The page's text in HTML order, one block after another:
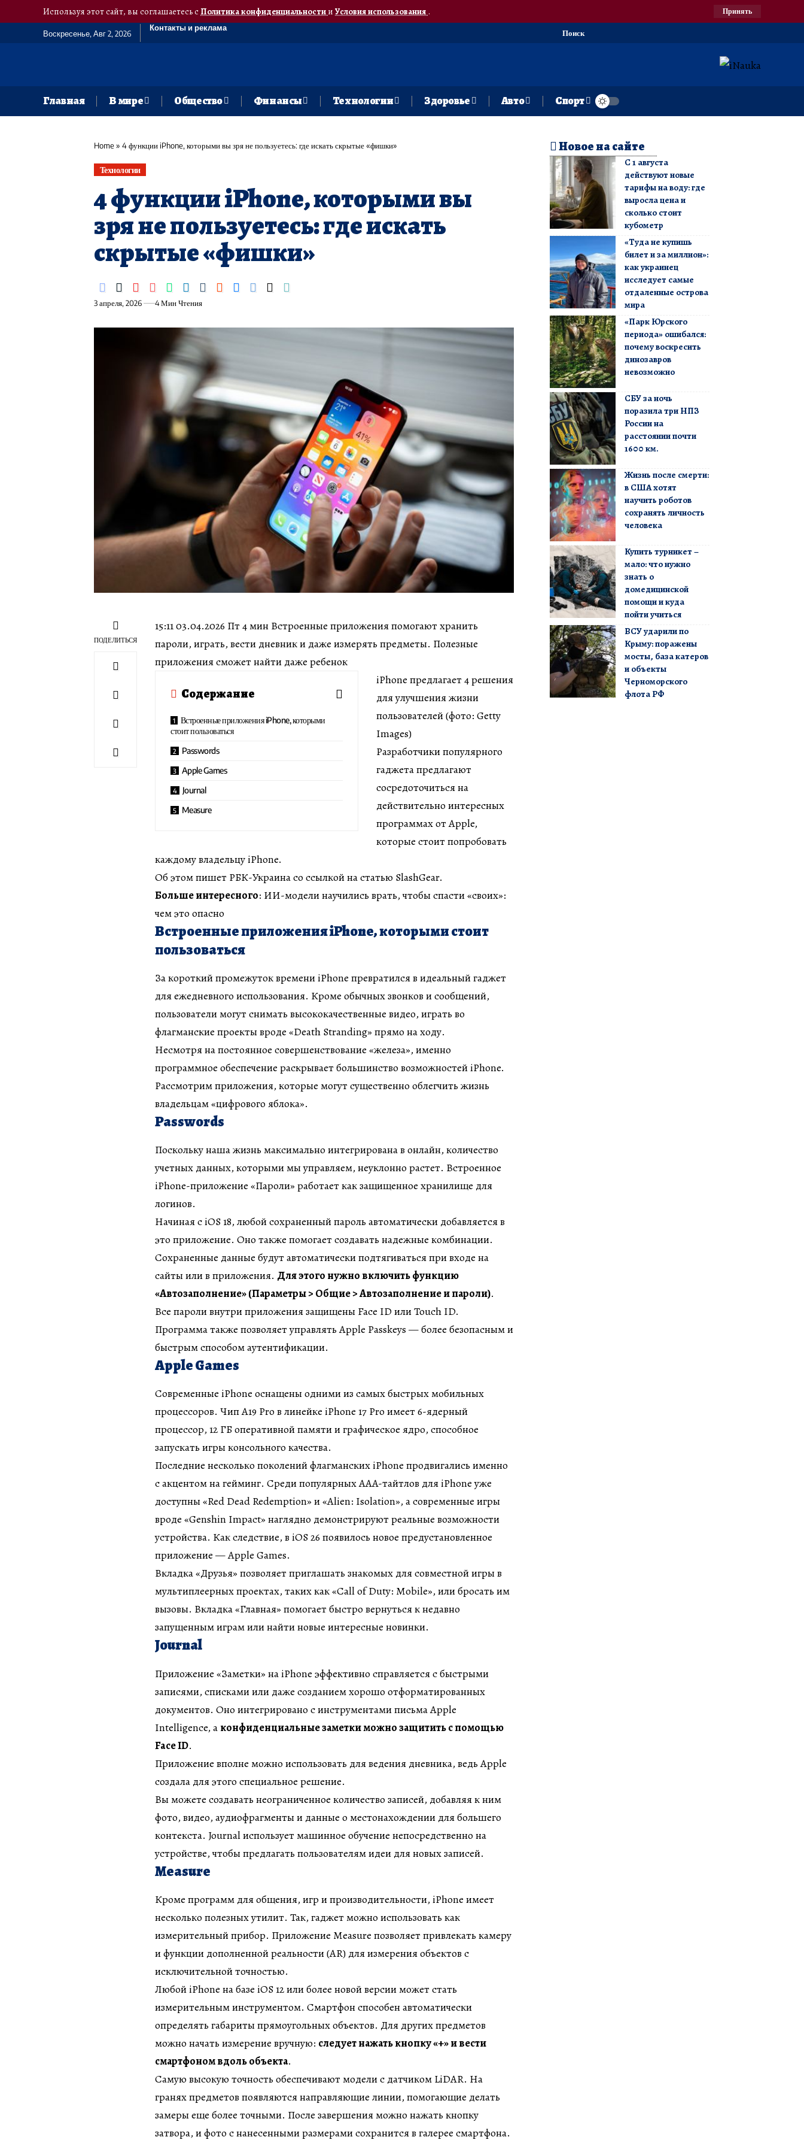
Используя этот сайт, вы соглашаетесь сПолитика конфиденциальностии Условия использования. Принять
Воскресенье, Авг 2, 2026
Контакты и реклама
Поиск
Главная В мире Общество Финансы Технологии Здоровье Авто Спорт
Home» 4 функции iPhone, которыми вы зря не пользуетесь: где искать скрытые «фишки»
Технологии
4 функции iPhone, которыми вы
зря не пользуетесь: где искать
скрытые «фишки»
3 апреля, 2026 4 Мин Чтения
ПОДЕЛИТЬСЯ
15:11 03.04.2026 Пт 4 мин Встроенные приложения помогают хранить
пароли, играть, вести дневник и даже измерять предметы. Полезные
приложения сможет найти даже ребенок
Содержание
Встроенные приложения iPhone, которыми
стоит пользоваться
Passwords
Apple Games
Journal
Measure
iPhone предлагает 4 решения
для улучшения жизни
пользователей (фото: Getty
Images)
Разработчики популярного
гаджета предлагают
сосредоточиться на
действительно интересных
программах от Apple,
которые стоит попробовать
каждому владельцу iPhone.
Об этом пишет РБК-Украина со ссылкой на статью SlashGear.
Больше интересного: ИИ-модели научились врать, чтобы спасти «своих»:
чем это опасно
Встроенные приложения iPhone, которыми стоит
пользоваться
За короткий промежуток времени iPhone превратился в идеальный гаджет
для ежедневного использования. Кроме обычных звонков и сообщений,
пользователи могут снимать высококачественные видео, играть во
флагманские проекты вроде «Death Stranding» прямо на ходу.
Несмотря на постоянное совершенствование «железа», именно
программное обеспечение раскрывает большинство возможностей iPhone.
Рассмотрим приложения, которые могут существенно облегчить жизнь
владельцам «цифрового яблока».
Passwords
Поскольку наша жизнь максимально интегрирована в онлайн, количество
учетных данных, которыми мы управляем, неуклонно растет. Встроенное
iPhone-приложение «Пароли» работает как защищенное хранилище для
логинов.
Начиная с iOS 18, любой сохраненный пароль автоматически добавляется в
это приложение. Оно также помогает создавать надежные комбинации.
Сохраненные данные будут автоматически подтягиваться при входе на
сайты или в приложения. Для этого нужно включить функцию
«Автозаполнение» (Параметры > Общие > Автозаполнение и пароли).
Все пароли внутри приложения защищены Face ID или Touch ID.
Программа также позволяет управлять Apple Passkeys — более безопасным и
быстрым способом аутентификации.
Apple Games
Современные iPhone оснащены одними из самых быстрых мобильных
процессоров. Чип A19 Pro в линейке iPhone 17 Pro имеет 6-ядерный
процессор, 12 ГБ оперативной памяти и графическое ядро, способное
запускать игры консольного качества.
Последние несколько поколений флагманских iPhone продвигались именно
с акцентом на гейминг. Среди популярных AAA-тайтлов для iPhone уже
доступны «Red Dead Redemption» и «Alien: Isolation», а современные игры
вроде «Genshin Impact» наглядно демонстрируют реальные возможности
устройства. Как следствие, в iOS 26 появилось новое предустановленное
приложение — Apple Games.
Вкладка «Друзья» позволяет приглашать знакомых для совместной игры в
мультиплеерных проектах, таких как «Call of Duty: Mobile», или бросать им
вызовы. Вкладка «Главная» помогает быстро вернуться к недавно
запущенным играм или найти новые интересные новинки.
Journal
Приложение «Заметки» на iPhone эффективно справляется с быстрыми
записями, списками или даже созданием хорошо отформатированных
документов. Оно интегрировано с инструментами письма Apple
Intelligence, а конфиденциальные заметки можно защитить с помощью
Face ID.
Приложение вполне можно использовать для ведения дневника, ведь Apple
создала для этого специальное решение.
Вы можете создавать неограниченное количество записей, добавляя к ним
фото, видео, аудиофрагменты и данные о местонахождении для большего
контекста. Journal использует машинное обучение непосредственно на
устройстве, чтобы предлагать пользователям идеи для новых записей.
Measure
Кроме программ для общения, игр и производительности, iPhone имеет
несколько полезных утилит. Так, гаджет можно использовать как
измерительный прибор. Приложение Measure позволяет привлекать камеру
и функции дополненной реальности (AR) для измерения объектов с
исключительной точностью.
Любой iPhone на базе iOS 12 или более новой версии может стать
измерительным инструментом. Смартфон способен автоматически
определять габариты прямоугольных объектов. Для других предметов
можно начать измерение вручную: следует нажать кнопку «+» и вести
смартфоном вдоль объекта.
Самую высокую точность обеспечивают модели с датчиком LiDAR. На
гранях предметов появляются направляющие линии, помогающие делать
замеры еще более точными. После завершения можно нажать кнопку
затвора, и фото с нанесенными размерами сохранится в галерее смартфона.
Новое на сайте
С 1 августа
действуют новые
тарифы на воду: где
выросла цена и
сколько стоит
кубометр
«Туда не купишь
билет и за миллион»:
как украинец
исследует самые
отдаленные острова
мира
«Парк Юрского
периода» ошибался:
почему воскресить
динозавров
невозможно
СБУ за ночь
поразила три НПЗ
России на
расстоянии почти
1600 км.
Жизнь после смерти:
в США хотят
научить роботов
сохранять личность
человека
Купить турникет –
мало: что нужно
знать о
домедицинской
помощи и куда
пойти учиться
ВСУ ударили по
Крыму: поражены
мосты, база катеров
и объекты
Черноморского
флота РФ